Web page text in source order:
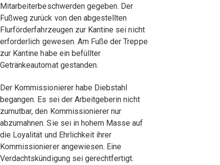
Mitarbeiterbeschwerden gegeben. Der
Fußweg zurück von den abgestellten
Flurförderfahrzeugen zur Kantine sei nicht
erforderlich gewesen. Am Fuße der Treppe
zur Kantine habe ein befüllter
Getränkeautomat gestanden.
Der Kommissionierer habe Diebstahl
begangen. Es sei der Arbeitgeberin nicht
zumutbar, den Kommissionierer nur
abzumahnen. Sie sei in hohem Masse auf
die Loyalität und Ehrlichkeit ihrer
Kommissionierer angewiesen. Eine
Verdachtskündigung sei gerechtfertigt.